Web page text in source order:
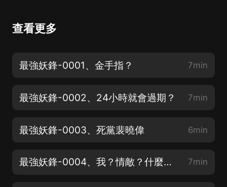
查看更多
最強妖鋒-0001、金手指？ 7min
最強妖鋒-0002、24小時就會過期？ 7min
最強妖鋒-0003、死黨裴曉偉 6min
最強妖鋒-0004、我？情敵？什麼意思？ 7min